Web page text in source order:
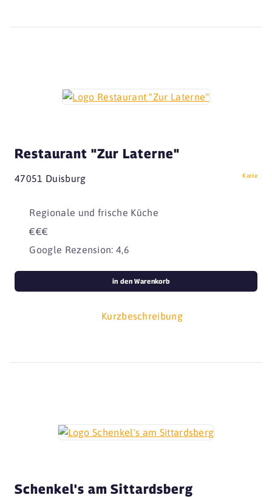
Restaurant "Zur Laterne"
47051 Duisburg Karte
Regionale und frische Küche
€€€
Google Rezension: 4,6
Kurzbeschreibung
in den Warenkorb
Schenkel's am Sittardsberg